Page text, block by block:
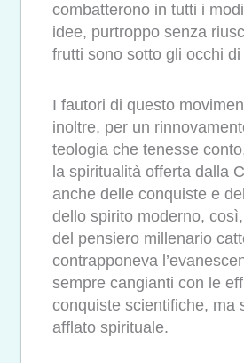
combatterono in tutti i
idee, purtroppo senza
frutti sono sotto gli occhi di
I fautori di questo
inoltre, per un
teologia che tenesse
la spiritualità offerta dalla
anche delle conquiste e
dello spirito moderno,
del pensiero millenario
contrapponeva
sempre cangianti con le
conquiste scientifiche, ma
afflato spirituale.